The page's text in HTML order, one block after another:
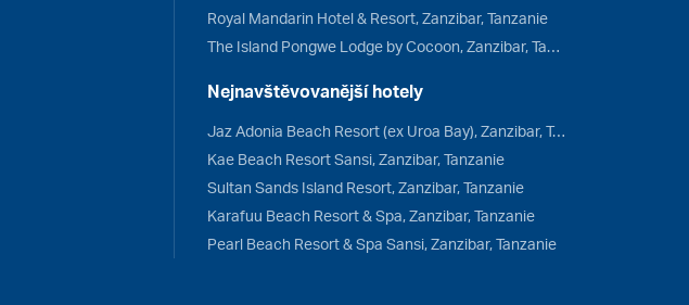
Royal Mandarin Hotel & Resort, Zanzibar, Tanzanie
The Island Pongwe Lodge by Cocoon, Zanzibar, Tanzanie
Nejnavštěvovanější hotely
Jaz Adonia Beach Resort (ex Uroa Bay), Zanzibar, Tanzanie
Kae Beach Resort Sansi, Zanzibar, Tanzanie
Sultan Sands Island Resort, Zanzibar, Tanzanie
Karafuu Beach Resort & Spa, Zanzibar, Tanzanie
Pearl Beach Resort & Spa Sansi, Zanzibar, Tanzanie